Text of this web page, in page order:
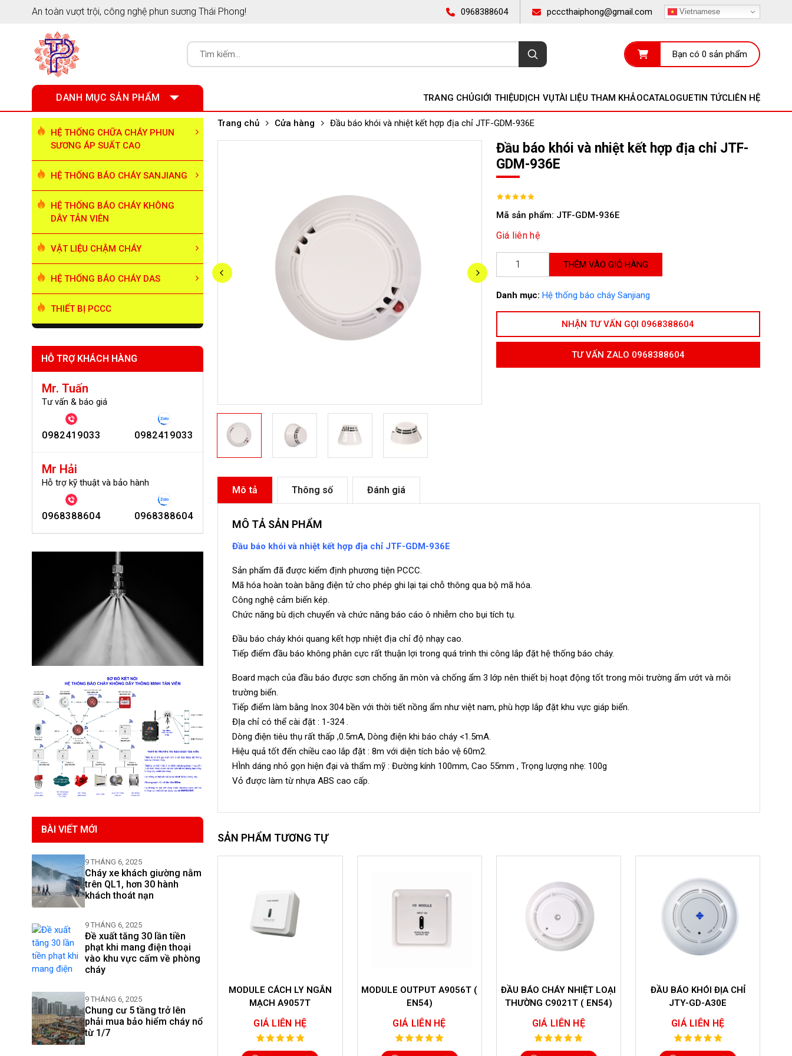
An toàn vượt trội, công nghệ phun sương Thái Phong! 0968388604 pcccthaiphong@gmail.com Vietnamese
Bạn có 0 sản phẩm
DANH MỤC SẢN PHẨM TRANG CHỦGIỚI THIỆUDỊCH VỤTÀI LIỆU THAM KHẢOCATALOGUETIN TỨCLIÊN HỆ
HỆ THỐNG CHỮA CHÁY PHUN
SƯƠNG ÁP SUẤT CAO
HỆ THỐNG BÁO CHÁY SANJIANG
HỆ THỐNG BÁO CHÁY KHÔNG
DÂY TẢN VIÊN
VẬT LIỆU CHẬM CHÁY
HỆ THỐNG BÁO CHÁY DAS
THIẾT BỊ PCCC
HỖ TRỢ KHÁCH HÀNG
Mr. Tuấn
Tư vấn & báo giá
0982419033 0982419033
Mr Hải
Hỗ trợ kỹ thuật và bảo hành
0968388604 0968388604
BÀI VIẾT MỚI
9 THÁNG 6, 2025
Cháy xe khách giường nằm
trên QL1, hơn 30 hành
khách thoát nạn
9 THÁNG 6, 2025
Đề xuất tăng 30 lần tiền
phạt khi mang điện thoại
vào khu vực cấm về phòng
cháy
9 THÁNG 6, 2025
Chung cư 5 tầng trở lên
phải mua bảo hiểm cháy nổ
từ 1/7
Trang chủ Cửa hàng Đầu báo khói và nhiệt kết hợp địa chỉ JTF-GDM-936E
Đầu báo khói và nhiệt kết hợp địa chỉ JTF-
GDM-936E
Mã sản phẩm: JTF-GDM-936E
Giá liên hệ
THÊM VÀO GIỎ HÀNG
Danh mục: Hệ thống báo cháy Sanjiang
NHẬN TƯ VẤN GỌI 0968388604
TƯ VẤN ZALO 0968388604
Mô tả Thông số Đánh giá
MÔ TẢ SẢN PHẨM
Đầu báo khói và nhiệt kết hợp địa chỉ JTF-GDM-936E
Sản phẩm đã được kiểm định phương tiện PCCC.
Mã hóa hoàn toàn bằng điện tử cho phép ghi lại tại chỗ thông qua bộ mã hóa.
Công nghệ cảm biến kép.
Chức năng bù dịch chuyển và chức năng báo cáo ô nhiễm cho bụi tích tụ.
Đầu báo cháy khói quang kết hợp nhiệt địa chỉ độ nhạy cao.
Tiếp điểm đầu báo không phân cực rất thuận lợi trong quá trình thi công lắp đặt hệ thống báo cháy.
Board mạch của đầu báo được sơn chống ăn mòn và chống ẩm 3 lớp nên thiết bị hoạt động tốt trong môi trường ẩm ướt và môi
trường biển.
Tiếp điểm làm bằng Inox 304 bền với thời tiết nồng ẩm như việt nam, phù hợp lắp đặt khu vực giáp biển.
ĐỊa chỉ có thể cài đặt : 1-324 .
Dòng điện tiêu thụ rất thấp ,0.5mA, Dòng điện khi báo cháy <1.5mA.
Hiệu quả tốt đến chiều cao lắp đặt : 8m với diện tích bảo vệ 60m2.
HÌnh dáng nhỏ gọn hiện đại và thẩm mỹ : Đường kính 100mm, Cao 55mm , Trọng lượng nhẹ: 100g
Vỏ được làm từ nhựa ABS cao cấp.
SẢN PHẨM TƯƠNG TỰ
BÁO ĐỘNG
A92E
MẠCH A9057T
GIÁ LIÊN HỆ
MODULE OUTPUT A9056T (
EN54)
GIÁ LIÊN HỆ
ĐẦU BÁO CHÁY NHIỆT LOẠI
THƯỜNG C9021T ( EN54)
GIÁ LIÊN HỆ
ĐẦU BÁO KHÓI ĐỊA CHỈ
JTY-GD-A30E
GIÁ LIÊN HỆ
ĐẦU BÁO NHIỆT CỐ ĐỊNH
THƯỜNG JTW-ZD-A20KE
GIÁ LIÊN HỆ